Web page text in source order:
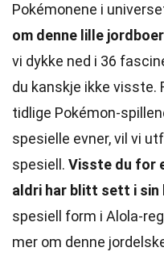
Pokémonene i
om denne lille
vi dykke ned i 36
du kanskje ikke visste.
tidlige Pokémon-
spesielle evner, vil vi
spesiell. Visste du for
aldri har blitt sett i sin
spesiell form i Alola-
mer om denne